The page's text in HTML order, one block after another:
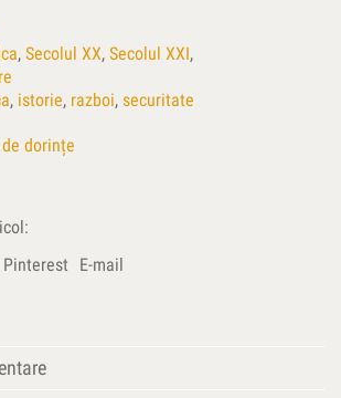
, Secolul XX, Secolul XXI,
, istorie, razboi, securitate
dorințe
Pinterest E-mail